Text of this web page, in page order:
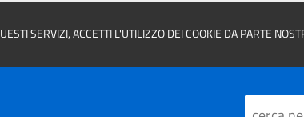
SERVIZI, ACCETTI L'UTILIZZO DEI COOKIE DA PARTE